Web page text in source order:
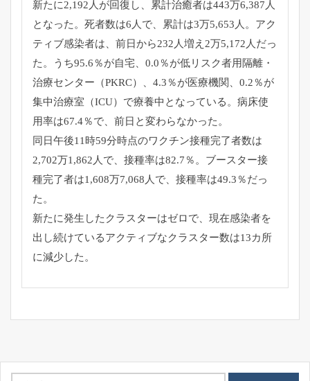
新たに2,192人が回復し、累計治癒者は443万6,387人
となった。死者数は6人で、累計は3万5,653人。アク
ティブ感染者は、前日から232人増え2万5,172人だっ
た。うち95.6％が自宅、0.0％が低リスク者用隔離・
治療センター（PKRC）、4.3％が医療機関、0.2％が
集中治療室（ICU）で療養中となっている。病床使
用率は67.4％で、前日と変わらなかった。
同日午後11時59分時点のワクチン接種完了者数は
2,702万1,862人で、接種率は82.7％。ブースター接
種完了者は1,608万7,068人で、接種率は49.3％だっ
た。
新たに発生したクラスターはゼロで、現在感染者を
出し続けているアクティブなクラスター数は13カ所
に減少した。